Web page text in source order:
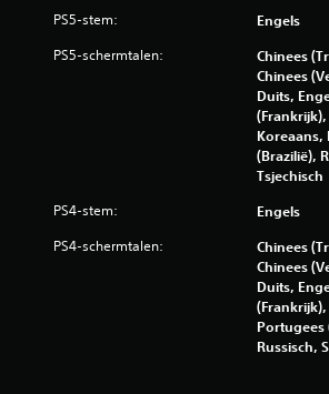
PS5-stem: Engels
PS5-schermtalen:
Chinees
Chinees
Duits,
Koreaans,
(Brazilië),
Tsjechisch
PS4-stem: Engels
PS4-schermtalen:
Chinees
Chinees
Duits,
Portugees
Russisch,